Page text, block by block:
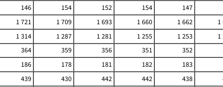
146 154 152 154 147
1 721 1 709 1 693 1 660 1 662
1
1 314 1 287 1 281 1 255 1 253
1
364 359 356 351 352
186 178 181 182 183
439 430 442 442 438